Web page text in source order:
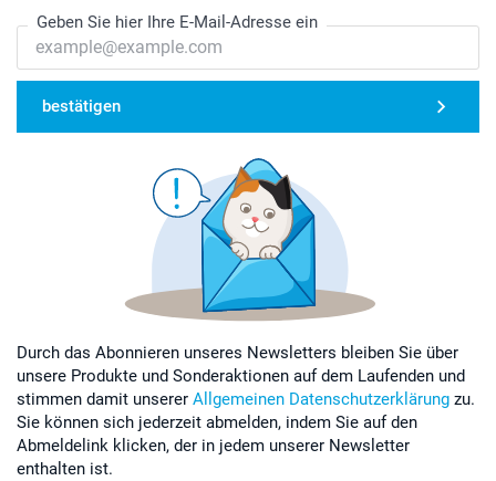
Geben Sie hier Ihre E-Mail-Adresse ein
bestätigen
Durch das Abonnieren unseres Newsletters bleiben Sie über
unsere Produkte und Sonderaktionen auf dem Laufenden und
stimmen damit unserer Allgemeinen Datenschutzerklärung zu.
Sie können sich jederzeit abmelden, indem Sie auf den
Abmeldelink klicken, der in jedem unserer Newsletter
enthalten ist.